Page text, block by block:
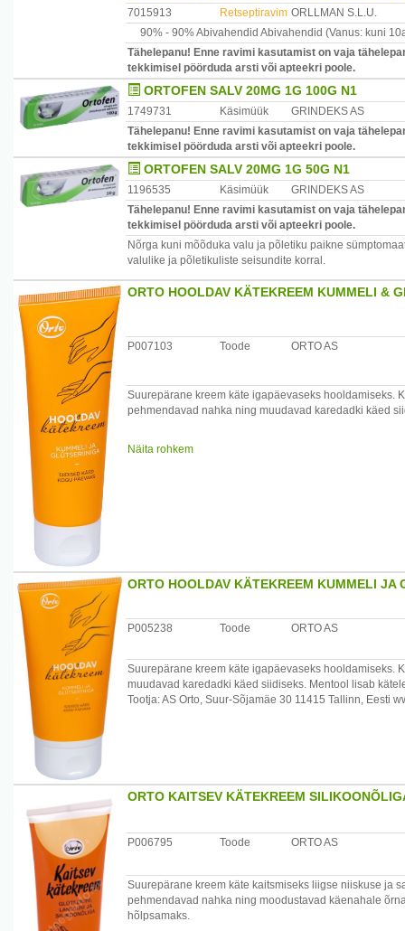
7015913 Retseptiravim ORLLMAN S.L.U.
90% - 90% Abivahendid Abivahendid (Vanus: kuni
Tähelepanu! Enne ravimi kasutamist on vaja
tekkimisel pöörduda arsti või apteekri poole.
ORTOFEN SALV 20MG 1G 100G N1
1749731 Käsimüük
GRINDEKS AS
Tähelepanu! Enne ravimi kasutamist on vaja
tekkimisel pöörduda arsti või apteekri poole.
ORTOFEN SALV 20MG 1G 50G N1
1196535 Käsimüük
GRINDEKS AS
Tähelepanu! Enne ravimi kasutamist on vaja
tekkimisel pöörduda arsti või apteekri poole.
Nõrga kuni mõõduka valu ja põletiku paikne
valulike ja põletikuliste seisundite korral.
ORTO HOOLDAV KÄTEKREEM KUMMELI &
P007103 Toode ORTO AS
Suurepärane kreem käte igapäevaseks hooldamiseks.
pehmendavad nahka ning muudavad karedadki käed
Näita rohkem
ORTO HOOLDAV KÄTEKREEM KUMMELI JA
P005238 Toode ORTO AS
Suurepärane kreem käte igapäevaseks hooldamiseks.
muudavad karedadki käed siidiseks. Mentool lisab
Tootja: AS Orto, Suur-Sõjamäe 30 11415 Tallinn, Eesti
ORTO KAITSEV KÄTEKREEM
P006795 Toode ORTO AS
Suurepärane kreem käte kaitsmiseks liigse niiskuse ja
pehmendavad nahka ning moodustavad käenahale
hõlpsamaks.